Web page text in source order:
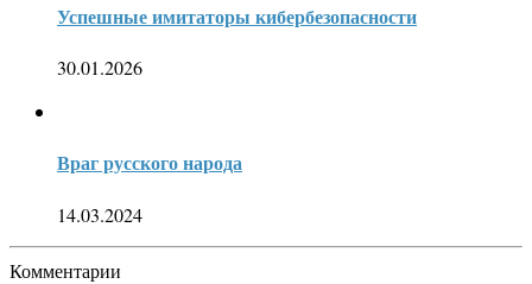
Успешные имитаторы кибербезопасности
30.01.2026
Враг русского народа
14.03.2024
Комментарии